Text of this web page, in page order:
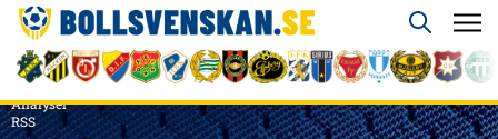
ÖVERSIKT
Nyheter & Reportage
Spelarbetyg
Analyser
RSS